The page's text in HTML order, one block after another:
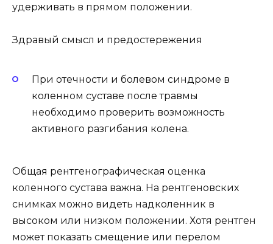
удерживать в прямом положении.
Здравый смысл и предостережения
При отечности и болевом синдроме в
коленном суставе после травмы
необходимо проверить возможность
активного разгибания колена.
Общая рентгенографическая оценка
коленного сустава важна. На рентгеновских
снимках можно видеть надколенник в
высоком или низком положении. Хотя рентген
может показать смещение или перелом